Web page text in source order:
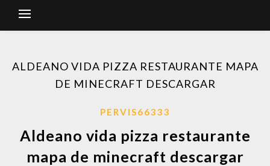
ALDEANO VIDA PIZZA RESTAURANTE MAPA
DE MINECRAFT DESCARGAR
PERVIS66333
Aldeano vida pizza restaurante
mapa de minecraft descargar